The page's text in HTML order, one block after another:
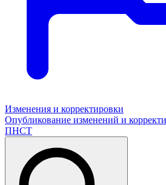
Изменения и корректировки
Опубликование изменений и
ПНСТ